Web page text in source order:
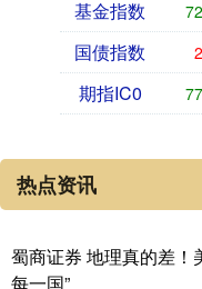
基金指数
国债指数
期指IC0
热点资讯
蜀商证券 地理真的差！
每一国”